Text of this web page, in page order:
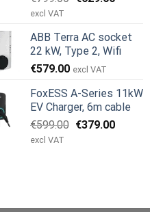
var:
€799.00.
er:
€629.00.
excl VAT
ABB Terra AC socket
22 kW, Type 2, Wifi
€579.00 excl VAT
FoxESS A-Series 11kW
EV Charger, 6m cable
€599.00 Den
€379.00Den
excl VAT